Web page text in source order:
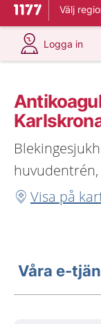
Till startsidan för
Välj
Logga in
på 1177.se
Visa på
Våra e-